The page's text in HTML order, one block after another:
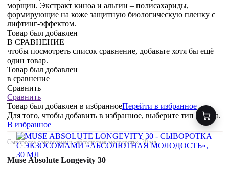
морщин. Экстракт киноа и альгин – полисахариды,
формирующие на коже защитную биологическую пленку с
лифтинг-эффектом.
Товар был добавлен
В СРАВНЕНИЕ
чтобы посмотреть список сравнение, добавьте хотя бы ещё
один товар.
Товар был добавлен
в сравнение
Сравнить
Сравнить
Товар был добавлен в избранноеПерейти в избранное
Для того, чтобы добавить в избранное, выберите тип товара.
В избранное
Сыворотка с экзосомами «абсолютная молодость», 30 мл
Muse Absolute Longevity 30